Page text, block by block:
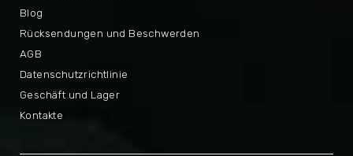
Rücksendungen und Beschwerden
AGB
Datenschutzrichtlinie
Geschäft und Lager
Blog
Kontakte